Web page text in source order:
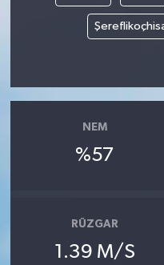
NEM
%57
RÜZGAR
1.39 M/S